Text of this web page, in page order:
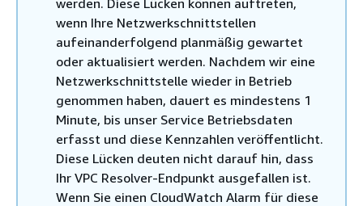
wenn Ihre Netzwerkschnittstellen
aufeinanderfolgend planmäßig gewartet
oder aktualisiert werden. Nachdem wir eine
Netzwerkschnittstelle wieder in Betrieb
genommen haben, dauert es mindestens 1
Minute, bis unser Service Betriebsdaten
erfasst und diese Kennzahlen veröffentlicht.
Diese Lücken deuten nicht darauf hin, dass
Ihr VPC Resolver-Endpunkt ausgefallen ist.
Wenn Sie einen CloudWatch Alarm für diese